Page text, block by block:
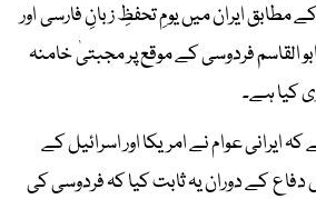
ایران میں یومِ تحفظِ زبانِ فارسی اور
القاسم فردوسی کے موقع پر مجبتیٰ خامنہ
کیا ہے۔
ایرانی عوام نے امریکا اور اسرائیل کے
کے دوران یہ ثابت کیا کہ فردوسی کی